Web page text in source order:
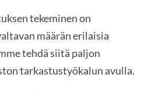
tekeminen on
määrän erilaisia
tehdä siitä paljon
tarkastustyökalun avulla.